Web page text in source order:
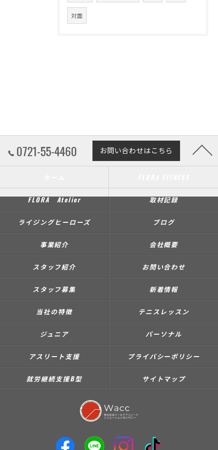
対面
0721-55-4460 お問い合わせはこちら
FLORA Atelier 取材記録
ライジングヒーローズ ブログ
事業紹介 会社概要
スタッフ紹介 お問い合わせ
スタッフ募集 新着情報
当社の特徴 テニスレッスン
ジュニア パーソナル
アスリート支援 プライバシーポリシー
就労継続支援B型 サイトマップ